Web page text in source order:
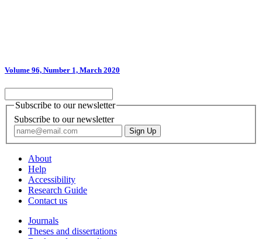
Volume 96, Number 1, March 2020
Subscribe to our newsletter
Subscribe to our newsletter
About
Help
Accessibility
Research Guide
Contact us
Journals
Theses and dissertations